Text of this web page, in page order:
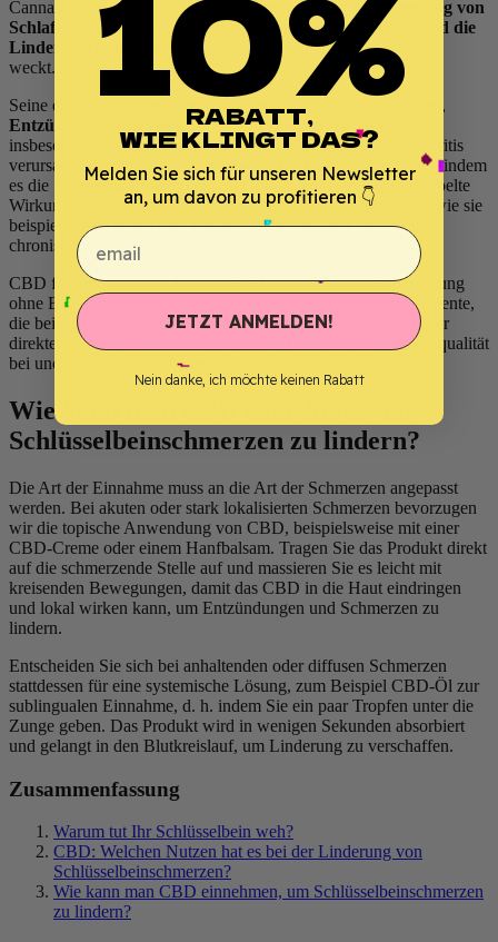
Cannabis, der in Frankreich Begeisterung für die
Bekämpfung von
Schlaflosigkeit, die Reduzierung des täglichen Stresses und die
Linderung bestimmter Schmerzen
, auch am Schlüsselbein,
weckt.
Seine entzündungshemmenden Eigenschaften tragen dazu bei,
Entzündungen zu reduzieren und Schmerzen zu lindern
insbesondere wenn diese durch Sehnenentzündung oder Arthritis
verursacht werden. Als nächstes wirkt CBD als Analgetikum, indem
es die Schmerzwahrnehmung im Gehirn reduziert. Diese doppelte
Wirkung verbessert die Behandlung von akuten Schmerzen, wie sie
beispielsweise durch eine Fraktur entstehen, aber auch von
chronischen Schmerzen.
CBD fördert auch einebessere Schlafqualitätund Entspannung
ohne Beeinträchtigung der kognitiven Funktionen, zwei Elemente,
die bei anhaltenden Schmerzen gestört sein können. Neben der
direkten Schmerzbehandlung trägt CBD also zu Ihrer Lebensqualität
bei und erleichtert die Genesung.
Wie kann man CBD einnehmen, um
Schlüsselbeinschmerzen zu lindern?
Die Art der Einnahme muss an die Art der Schmerzen angepasst
werden. Bei akuten oder stark lokalisierten Schmerzen bevorzugen
wir die topische Anwendung von CBD, beispielsweise mit einer
CBD-Creme oder einem Hanfbalsam. Tragen Sie das Produkt direkt
auf die schmerzende Stelle auf und massieren Sie es leicht mit
kreisenden Bewegungen, damit das CBD in die Haut eindringen
und lokal wirken kann, um Entzündungen und Schmerzen zu
lindern.
Entscheiden Sie sich bei anhaltenden oder diffusen Schmerzen
stattdessen für eine systemische Lösung, zum Beispiel CBD-Öl zur
sublingualen Einnahme, d. h. indem Sie ein paar Tropfen unter die
Zunge geben. Das Produkt wird in wenigen Sekunden absorbiert
und gelangt in den Blutkreislauf, um Linderung zu verschaffen.
Zusammenfassung
Warum tut Ihr Schlüsselbein weh?
CBD: Welchen Nutzen hat es bei der Linderung von
Schlüsselbeinschmerzen?
Wie kann man CBD einnehmen, um Schlüsselbeinschmerzen
zu lindern?
RABATT,
WIE KLINGT DAS?
Melden Sie sich für unseren Newsletter
an, um davon zu profitieren 👇
email
JETZT ANMELDEN!
Nein danke, ich möchte keinen Rabatt